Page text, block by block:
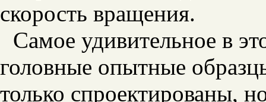
скорость вращения.
Самое удивительное в
головные опытные
только спроектированы,